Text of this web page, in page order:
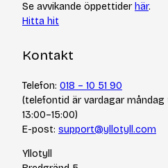
Se avvikande öppettider här.
Hitta hit
Kontakt
Telefon: 018 – 10 51 90
(telefontid är vardagar måndag
13:00–15:00)
E-post: support@yllotyll.com
Yllotyll